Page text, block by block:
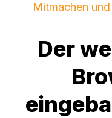
Mitmachen
Der